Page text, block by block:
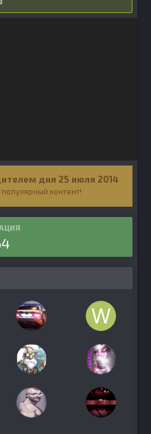
дня 25 июля 2014
контент!